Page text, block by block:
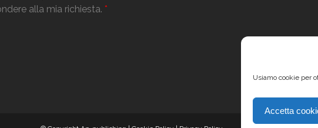
Usiamo cookie per
Accetta
alla mia richiesta. *